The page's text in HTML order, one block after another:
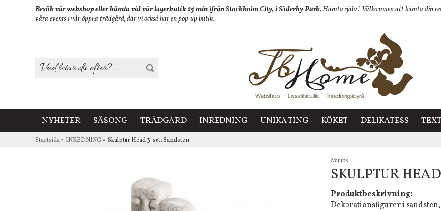
Besök vår webshop eller hämta vid vår lagerbutik 25 min ifrån Stockholm City, i Söderby Park.Hämta själv! Välkommen att hämta din
våra events i vår öppna trädgård, där vi också har en pop-up butik.
NYHETER SÄSONG TRÄDGÅRD INREDNING UNIKA TING KÖKET DELIKATESS
Startsida» INREDNING» Skulptur Head 3-set, Sandsten
Muubs
SKULPTUR
Produktbeskrivning:
Dekorationsfigurer i sandsten,